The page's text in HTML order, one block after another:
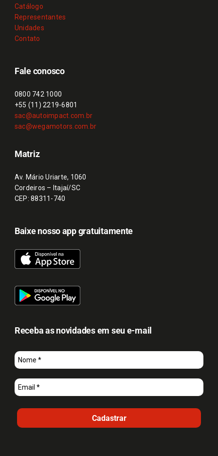
Catálogo
Representantes
Unidades
Contato
Fale conosco
0800 742 1000
+55 (11) 2219-6801
sac@autoimpact.com.br
sac@wegamotors.com.br
Matriz
Av. Mário Uriarte, 1060
Cordeiros – Itajaí/SC
CEP: 88311-740
Baixe nosso app gratuitamente
Receba as novidades em seu e-mail
Cadastrar